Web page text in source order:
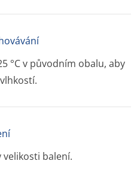
°C v původním obalu, aby
balení.